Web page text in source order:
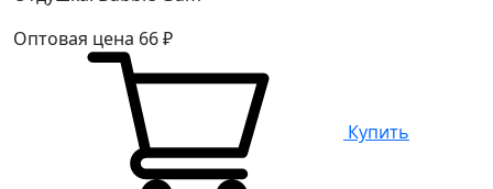
Оптовая цена 66₽
Купить